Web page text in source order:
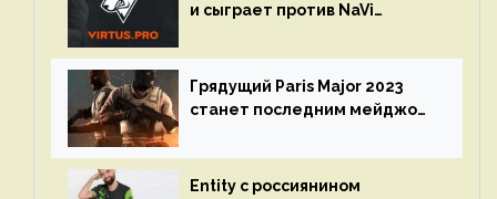
и сыграет против NaVi
Грядущий Paris Major 2023
станет последним мейджор-
Entity с россиянином